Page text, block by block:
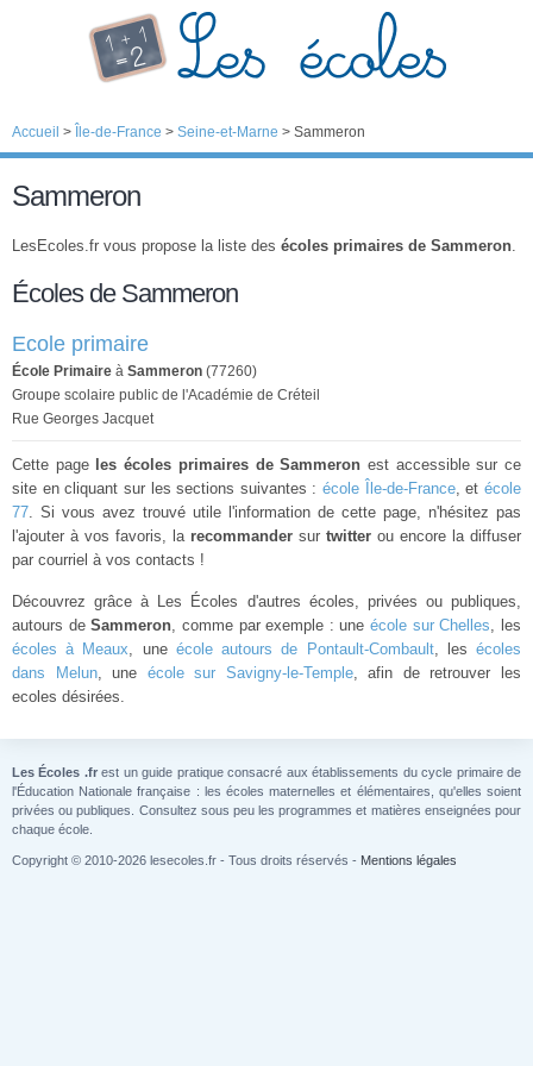
Accueil > Île-de-France > Seine-et-Marne > Sammeron
Sammeron
LesEcoles.fr vous propose la liste des écoles primaires de Sammeron.
Écoles de Sammeron
Ecole primaire
École Primaire à Sammeron (77260)
Groupe scolaire public de l'Académie de Créteil
Rue Georges Jacquet
Cette page les écoles primaires de Sammeron est accessible sur ce
site en cliquant sur les sections suivantes :école Île-de-France, etécole
77. Si vous avez trouvé utile l'information de cette page, n'hésitez pas
l'ajouter à vos favoris, la recommander sur twitter ou encore la diffuser
par courriel à vos contacts !
Découvrez grâce à Les Écoles d'autres écoles, privées ou publiques,
autours deSammeron, comme par exemple : uneécole sur Chelles, les
écoles à Meaux, une école autours de Pontault-Combault, lesécoles
dans Melun, une école sur Savigny-le-Temple, afin de retrouver les
ecoles désirées.
Les Écoles .frest un guide pratique consacré aux établissements du cycle primaire de
l'Éducation Nationale française : les écoles maternelles et élémentaires, qu'elles soient
privées ou publiques. Consultez sous peu les programmes et matières enseignées pour
chaque école.
Copyright © 2010-2026 lesecoles.fr - Tous droits réservés - Mentions légales